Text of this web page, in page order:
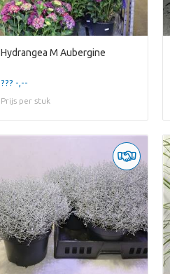
Hydrangea M Aubergine
??? -,--
Prijs per stuk